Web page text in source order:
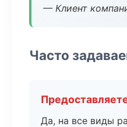
— Клиент
Часто
Да, на все виды